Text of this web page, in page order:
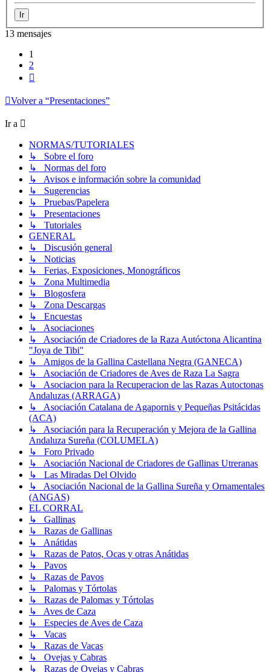
13 mensajes
1
2
Volver a “Presentaciones”
Ir a
NORMAS/TUTORIALES
↳ Sobre el foro
↳ Normas del foro
↳ Avisos e información sobre la comunidad
↳ Sugerencias
↳ Pruebas/Papelera
↳ Presentaciones
↳ Tutoriales
GENERAL
↳ Discusión general
↳ Noticias
↳ Ferias, Exposiciones, Monográficos
↳ Zona Multimedia
↳ Blogosfera
↳ Zona Descargas
↳ Encuestas
↳ Asociaciones
↳ Asociación de Criadores de la Raza Autóctona Alicantina
"Joya de Tibi"
↳ Amigos de la Gallina Castellana Negra (GANECA)
↳ Asociación de Criadores de Aves de Raza La Sagra
↳ Asociacion para la Recuperacion de las Razas Autoctonas
Andaluzas (ARRAGA)
↳ Asociación Catalana de Agapornis y Pequeñas Psitácidas
(ACA)
↳ Asociación para la Recuperación y Mejora de la Gallina
Andaluza Sureña (COLUMELA)
↳ Foro Privado
↳ Asociación Nacional de Criadores de Gallinas Utreranas
↳ Las Miradas Del Olvido
↳ Asociación Nacional de la Gallina Sureña y Ornamentales
(ANGAS)
EL CORRAL
↳ Gallinas
↳ Razas de Gallinas
↳ Anátidas
↳ Razas de Patos, Ocas y otras Anátidas
↳ Pavos
↳ Razas de Pavos
↳ Palomas y Tórtolas
↳ Razas de Palomas y Tórtolas
↳ Aves de Caza
↳ Especies de Aves de Caza
↳ Vacas
↳ Razas de Vacas
↳ Ovejas y Cabras
↳ Razas de Ovejas y Cabras